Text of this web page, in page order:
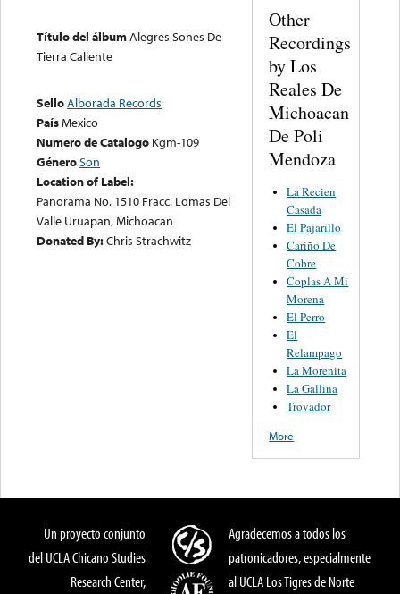
Título del álbumAlegres Sones De
Tierra Caliente
SelloAlborada Records
PaísMexico
Numero de Catalogo Kgm-109
GéneroSon
Location of Label:
Panorama No. 1510 Fracc. Lomas Del
Valle Uruapan, Michoacan
Donated By:Chris Strachwitz
Other
Recordings
by Los
Reales De
Michoacan
De Poli
Mendoza
La Recien
Casada
El Pajarillo
Cariño De
Cobre
Coplas A Mi
Morena
El Perro
El
Relampago
La Morenita
La Gallina
Trovador
More
Un proyecto conjunto
del UCLA Chicano Studies
Research Center,
Agradecemos a todos los
patronicadores, especialmente
al UCLA Los Tigres de Norte